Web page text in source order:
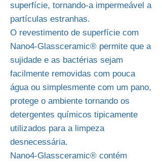
superfície, tornando-a impermeável a
partículas estranhas.
O revestimento de superfície com
Nano4-Glassceramic® permite que a
sujidade e as bactérias sejam
facilmente removidas com pouca
água ou simplesmente com um pano,
protege o ambiente tornando os
detergentes químicos tipicamente
utilizados para a limpeza
desnecessária.
Nano4-Glassceramic® contém